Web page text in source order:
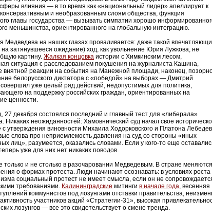
влияния — в то время как «национальный лидер» апеллирует к
и необразованным слоям общества, функция
главы государства — вызывать симпатии хорошо
меньшинства, ориентированного на глобальную интеграцию.
Медведева на наших глазах проваливается: даже такой
затянувшееся ожидание) ход, как увольнение Юрия Лужкова, не
картину. Жалкая концовка истории с Химкинским лесом,
ситуация с расследованием покушения на журналиста Кашина,
внятной реакции на события на Манежной площади, наконец,
белорусского диктатора с «победой» на выборах — Дмитрий
уже целый ряд действий, недопустимых для политика,
на поддержку российских граждан, ориентированных на
ценности.
27 декабря состоялся последний и главный тест для «либерала»
Никаких неожиданностей: Хамовнический суд начал свое
с утверждения виновности Михаила Ходорковского и Платона
слова про неприемлемость давления на суд со стороны «иных
лиц», разумеется, оказались словами. Если у кого-то еще
уже для них нет никаких поводов.
только и не столько в разочаровании Медведевым. В стране меняются
о формах протеста. Люди начинают осознавать: в условиях роста
социальный протест не имеет смысла, если он не
требованиями. Калининградские митинги в начале года, весенняя
коммунистов под лозунгами отставки правительства,
участников акций «Стратегии-31», высокая
лозунгов — все это свидетельствует о смене тренда.